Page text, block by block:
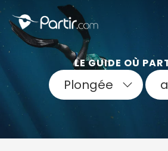
LE GUIDE OÙ
Plongée
📍 Destinations populaires